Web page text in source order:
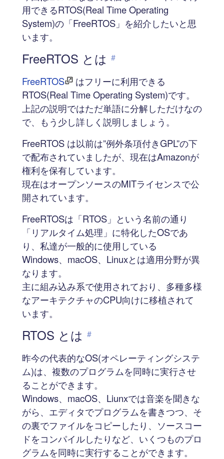
用できるRTOS(Real Time Operating
System)の「FreeRTOS」を紹介したいと思
います。
FreeRTOS とは #
FreeRTOS
はフリーに利用できる
RTOS(Real Time Operating System)です。
上記の説明ではただ単語に分解しただけなの
で、もう少し詳しく説明しましょう。
FreeRTOS は以前は”例外条項付きGPL”の下
で配布されていましたが、現在はAmazonが
権利を保有しています。
現在はオープンソースのMITライセンスで公
開されています。
FreeRTOSは「RTOS」という名前の通り
「リアルタイム処理」に特化したOSであ
り、私達が一般的に使用している
Windows、macOS、Linuxとは適用分野が異
なります。
主に組み込み系で使用されており、多種多様
なアーキテクチャのCPU向けに移植されて
います。
RTOS とは #
昨今の代表的なOS(オペレーティングシステ
ム)は、複数のプログラムを同時に実行させ
ることができます。
Windows、macOS、Liunxでは音楽を聞きな
がら、エディタでプログラムを書きつつ、そ
の裏でファイルをコピーしたり、ソースコー
ドをコンパイルしたりなど、いくつものプロ
グラムを同時に実行することができます。